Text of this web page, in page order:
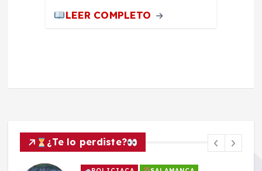
LEER COMPLETO
¿Te lo perdiste?